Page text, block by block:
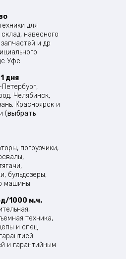
для
навесного
и др
Уфе
дня
Челябинск,
Красноярск и
(выбрать
погрузчики,
бульдозеры,
машины
1000 м.ч.
техника,
и спец
и гарантийным